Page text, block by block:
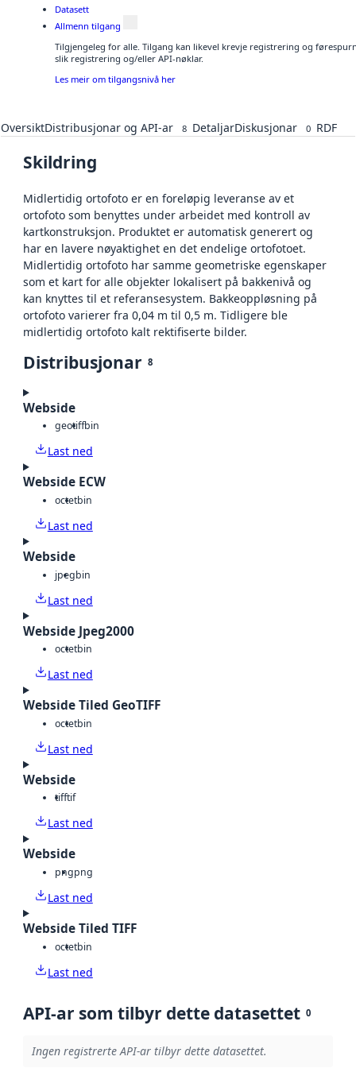
Datasett
Allmenn tilgang
Tilgjengeleg for alle. Tilgang kan likevel krevje registrering og
slik registrering og/eller API-nøklar.
Les meir om tilgangsnivå her
OversiktDistribusjonar og API-ar 8 DetaljarDiskusjonar 0 RDF
Skildring
Midlertidig ortofoto er en foreløpig leveranse av et
ortofoto som benyttes under arbeidet med kontroll av
kartkonstruksjon. Produktet er automatisk generert og
har en lavere nøyaktighet en det endelige ortofotoet.
Midlertidig ortofoto har samme geometriske egenskaper
som et kart for alle objekter lokalisert på bakkenivå og
kan knyttes til et referansesystem. Bakkeoppløsning på
ortofoto varierer fra 0,04 m til 0,5 m. Tidligere ble
midlertidig ortofoto kalt rektifiserte bilder.
Distribusjonar 8
Webside
geotiffbin
Last ned
Webside ECW
octetbin
Last ned
Webside
jpegbin
Last ned
Webside Jpeg2000
octetbin
Last ned
Webside Tiled GeoTIFF
octetbin
Last ned
Webside
tifftif
Last ned
Webside
pngpng
Last ned
Webside Tiled TIFF
octetbin
Last ned
API-ar som tilbyr dette datasettet 0
Ingen registrerte API-ar tilbyr dette datasettet.